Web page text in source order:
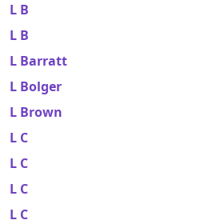
L B
L B
L Barratt
L Bolger
L Brown
L C
L C
L C
L C